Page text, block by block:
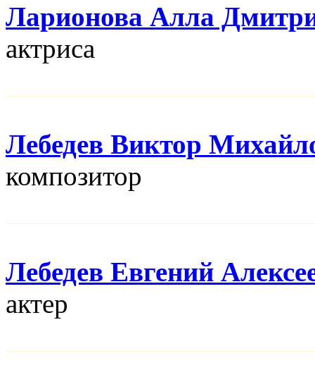
Ларионова Алла
актриса
Лебедев Виктор
композитор
Лебедев Евгений
актер